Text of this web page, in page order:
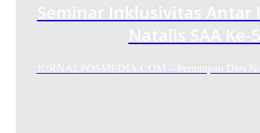
Seminar Inklusivitas Antar
Natalis SAA
JURNALPOSMEDIA.COM – Penutupan Dies